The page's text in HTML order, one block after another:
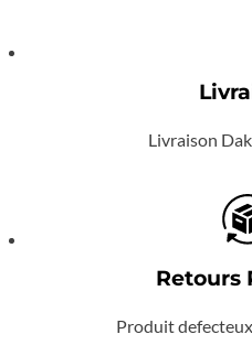
Livraison
Retours
Produit